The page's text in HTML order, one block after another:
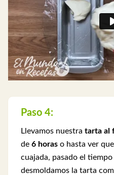
Paso 4:
Llevamos nuestra tarta al
de 6 horas o hasta ver
cuajada, pasado el
desmoldamos la tarta